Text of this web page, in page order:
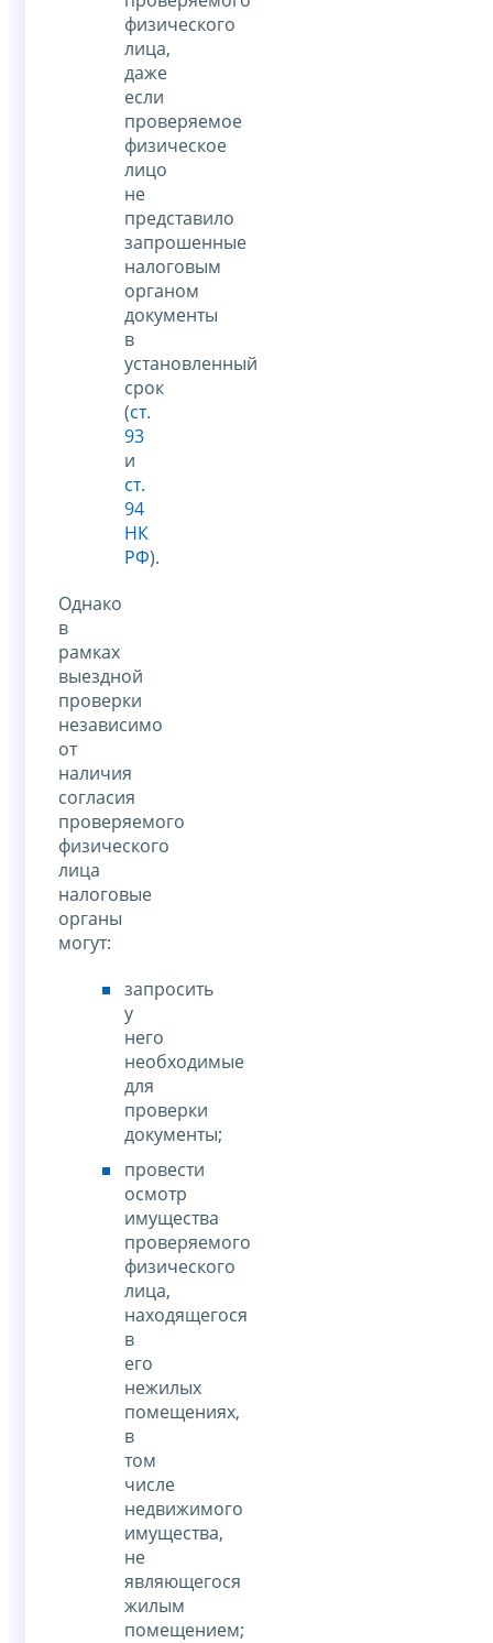
физического
лица,
даже
если
проверяемое
физическое
лицо
не
представило
запрошенные
налоговым
органом
документы
в
установленный
срок
(ст.
93
и
ст.
94
НК
РФ).
Однако
в
рамках
выездной
проверки
независимо
от
наличия
согласия
проверяемого
физического
лица
налоговые
органы
могут:
запросить
у
него
необходимые
для
проверки
документы;
провести
осмотр
имущества
проверяемого
физического
лица,
находящегося
в
его
нежилых
помещениях,
в
том
числе
недвижимого
имущества,
не
являющегося
жилым
помещением;